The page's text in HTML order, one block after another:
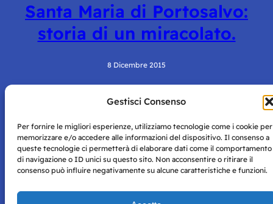
Gestisci Consenso
Per fornire le migliori esperienze, utilizziamo tecnologie come i cookie per
memorizzare e/o accedere alle informazioni del dispositivo. Il consenso a
queste tecnologie ci permetterà di elaborare dati come il comportamento
di navigazione o ID unici su questo sito. Non acconsentire o ritirare il
consenso può influire negativamente su alcune caratteristiche e funzioni.
Santa Maria di Portosalvo:
storia di un miracolato.
8 Dicembre 2015
Napoli con autorizzazione numero 38 del 25/9/2019.
Tutte le immagini e i contenuti su questo sito sono forniti